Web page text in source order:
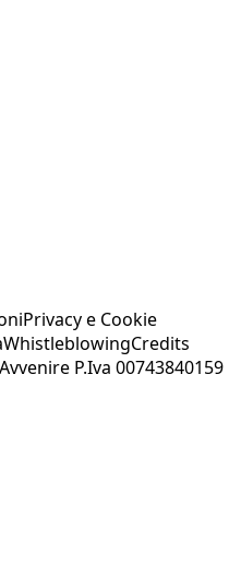
Privacy e Cookie
WhistleblowingCredits
P.Iva 00743840159